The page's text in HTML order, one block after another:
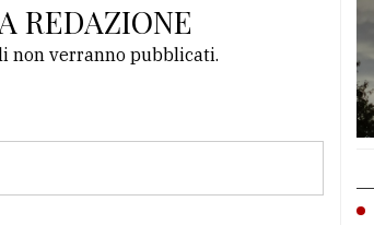
REDAZIONE
non verranno pubblicati.